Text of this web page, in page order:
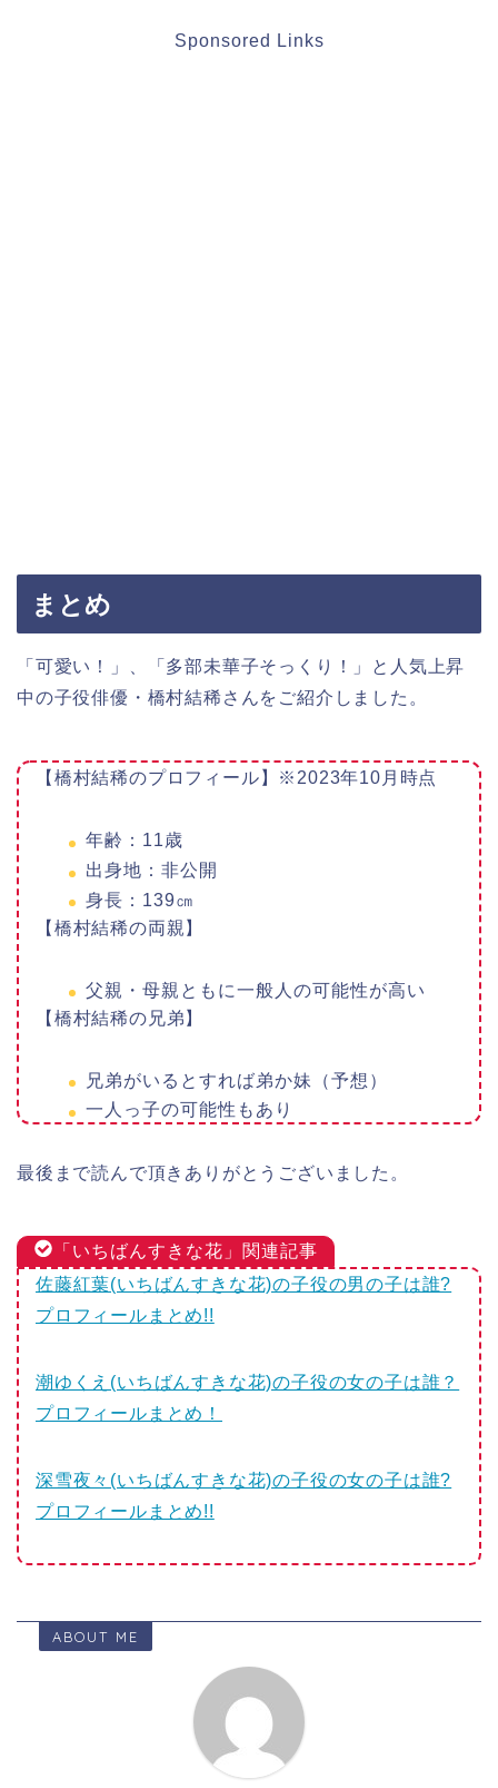
Sponsored Links
まとめ
「可愛い！」、「多部未華子そっくり！」と人気上昇
中の子役俳優・橋村結稀さんをご紹介しました。
【橋村結稀のプロフィール】※2023年10月時点
年齢：11歳
出身地：非公開
身長：139㎝
【橋村結稀の両親】
父親・母親ともに一般人の可能性が高い
【橋村結稀の兄弟】
兄弟がいるとすれば弟か妹（予想）
一人っ子の可能性もあり
最後まで読んで頂きありがとうございました。
「いちばんすきな花」関連記事
佐藤紅葉(いちばんすきな花)の子役の男の子は誰?
プロフィールまとめ!!
潮ゆくえ(いちばんすきな花)の子役の女の子は誰？
プロフィールまとめ！
深雪夜々(いちばんすきな花)の子役の女の子は誰?
プロフィールまとめ!!
ABOUT ME